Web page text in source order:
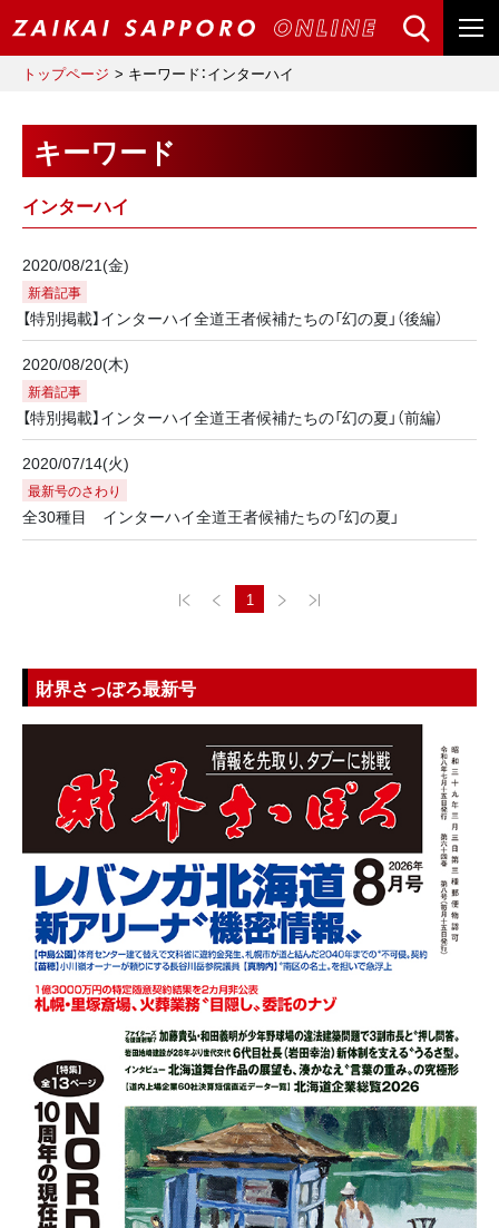
トップページ キーワード：インターハイ
キーワード
インターハイ
2020/08/21(金)
新着記事
【特別掲載】インターハイ全道王者候補たちの「幻の夏」（後編）
2020/08/20(木)
新着記事
【特別掲載】インターハイ全道王者候補たちの「幻の夏」（前編）
2020/07/14(火)
最新号のさわり
全30種目 インターハイ全道王者候補たちの「幻の夏」
1
財界さっぽろ最新号